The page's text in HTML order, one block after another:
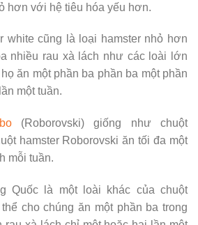
hơn với hệ tiêu hóa yếu hơn.
white cũng là loại hamster nhỏ hơn
nhiều rau xà lách như các loài lớn
ăn một phần ba phần ba một phần
một tuần.
(Roborovski) giống như chuột
hamster Roborovski ăn tối đa một
mỗi tuần.
Quốc là một loài khác của chuột
cho chúng ăn một phần ba trong